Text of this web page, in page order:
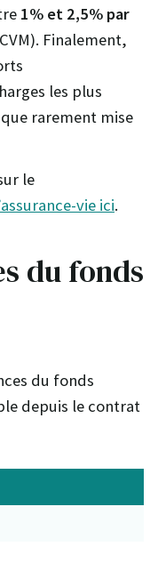
1% et 2,5% par
Finalement,
les plus
rarement mise
le
vie ici.
du fonds
du fonds
depuis le contrat